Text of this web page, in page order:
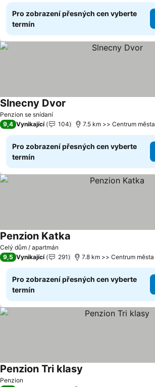
Pro zobrazení přesných cen vyberte
termín
Penzion se snídaní
Slnecny Dvor
9,4 Vynikající 104 7.5 km >> Centrum města
Pro zobrazení přesných cen vyberte
termín
Celý dům / apartmán
Penzion Katka
9,5 Vynikající 291 7.8 km >> Centrum města
Pro zobrazení přesných cen vyberte
termín
Penzion
Penzion Tri klasy